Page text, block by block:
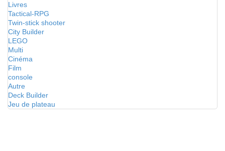
Livres
Tactical-RPG
Twin-stick shooter
City Builder
LEGO
Multi
Cinéma
Film
console
Autre
Deck Builder
Jeu de plateau